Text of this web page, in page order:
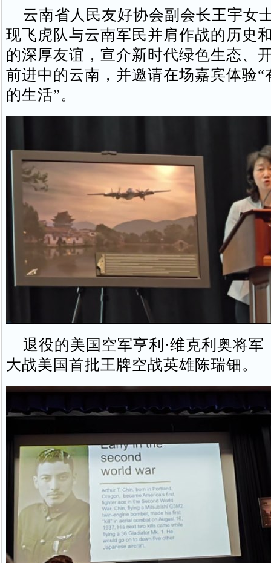
云南省人民友好协会副会长王宇女
现飞虎队与云南军民并肩作战的历史
的深厚友谊，宣介新时代绿色生态、
前进中的云南，并邀请在场嘉宾体验“
的生活”。
退役的美国空军亨利·维克利奥将军
大战美国首批王牌空战英雄陈瑞钿。